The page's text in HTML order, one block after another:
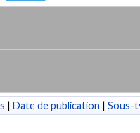
| Date de publication | Sous-